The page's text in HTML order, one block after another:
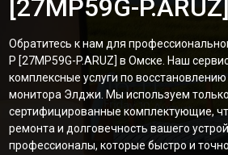
[27MP59G-
Обратитесь к нам для
P [27MP59G-P.ARUZ] в Омске. Наш
комплексные услуги по
монитора Элджи. Мы используем
сертифицированные комплектующие,
ремонта и долговечность вашего
профессионалы, которые быстро и